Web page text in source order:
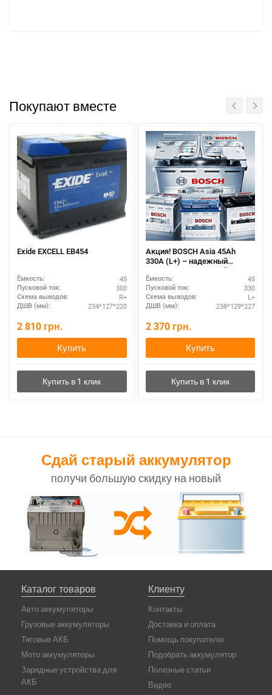
Покупают вместе
Exide EXCELL EB454
Ёмкость: 45
Пусковой ток: 300
Схема выводов: R+
ДШВ (мм): 234*127*220
2 810 грн.
Купить
Акция! BOSCH Asia 45Ah
330A (L+) – надежный
аккумулятор с прямой
полярностью
Ёмкость: 45
Пусковой ток: 330
Схема выводов: L+
ДШВ (мм): 238*129*227
2 370 грн.
Купить
Сдай старый аккумулятор
получи большую скидку на новый
Каталог товаров
Авто аккумуляторы
Грузовые аккумуляторы
Тяговые АКБ
Мото аккумуляторы
Зарядные устройства для
АКБ
Клиенту
Контакты
Доставка и оплата
Помощь покупателю
Подобрать аккумулятор
Полезные статьи
Видео